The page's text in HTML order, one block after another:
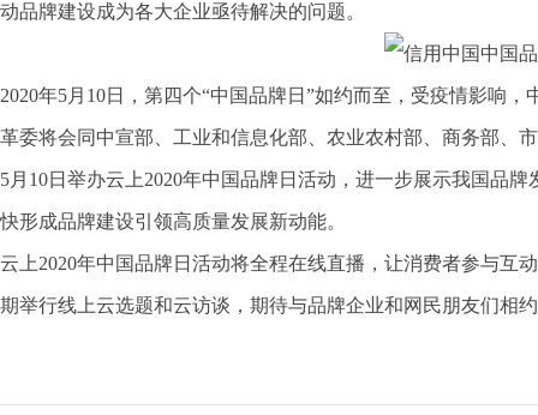
动品牌建设成为各大企业亟待解决的问题。
2020年5月10日，第四个“中国品牌日”如约而至，受疫情影响
革委将会同中宣部、工业和信息化部、农业农村部、商务部、
5月10日举办云上2020年中国品牌日活动，进一步展示我国品
快形成品牌建设引领高质量发展新动能。
云上2020年中国品牌日活动将全程在线直播，让消费者参与互
期举行线上云选题和云访谈，期待与品牌企业和网民朋友们相